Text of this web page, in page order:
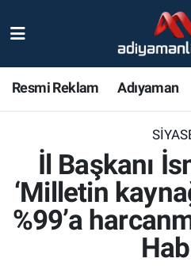
Resmi Reklam Adıyaman
İl Başkanı
‘Milletin
%99’a
Magazin
Bölge Haberleri
Nöbetçi Eczaneler
Adiyaman Namaz
Trafik Durumu
Süper Lig Puan Durumu